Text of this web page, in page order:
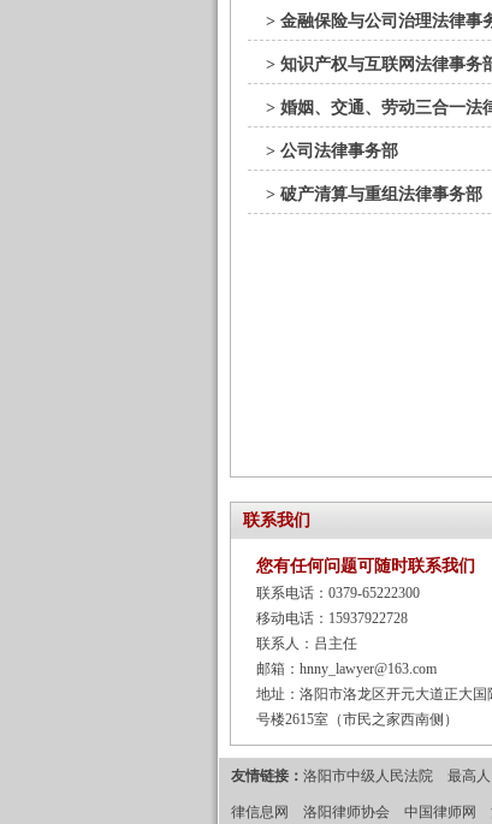
> 金融保险与公司治理法律事
> 知识产权与互联网法律事务
> 婚姻、交通、劳动三合一法
> 公司法律事务部
> 破产清算与重组法律事务部
联系我们
您有任何问题可随时联系我们
联系电话：0379-65222300
移动电话：15937922728
联系人：吕主任
邮箱：hnny_lawyer@163.com
地址：洛阳市洛龙区开元大道正大国
号楼2615室（市民之家西南侧）
友情链接： 洛阳市中级人民法院 最高
律信息网 洛阳律师协会 中国律师网